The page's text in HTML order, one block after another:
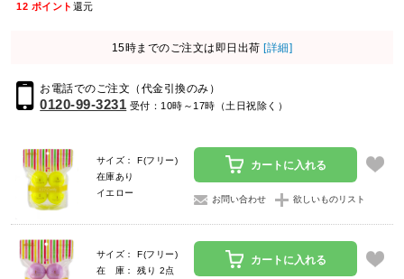
12 ポイント 還元
15時までのご注文は即日出荷 [詳細]
お電話でのご注文（代金引換のみ）
0120-99-3231 受付：10時～17時（土日祝除く）
サイズ： F(フリー)
在庫あり
イエロー
カートに入れる
お問い合わせ 欲しいものリスト
サイズ： F(フリー)
在 庫： 残り 2点
カートに入れる